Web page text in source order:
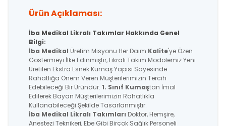
Ürün Açıklaması:
İba Medikal Likralı Takımlar Hakkında Genel
Bilgi:
İba Medikal Üretim Misyonu Her Daim Kalite'ye Özen
Göstermeyi İlke Edinmiştir, Likralı Takım Modolemiz Yeni
Üretilen Ekstra Esnek Kumaş Yapısı Sayesinde
Rahatlığa Önem Veren Müşterilerimizin Tercih
Edebileceği Bir Üründür. 1. Sınıf Kumaştan İmal
Edilerek Bayan Müşterilerimizin Rahatlıkla
Kullanabileceği Şekilde Tasarlanmıştır.
İba Medikal Likralı Takımları Doktor, Hemşire,
Anestezi Teknikeri, Ebe Gibi Birçok Sağlık Personeli